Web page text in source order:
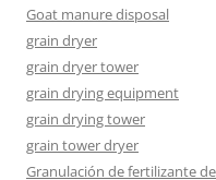
Goat manure disposal
grain dryer
grain dryer tower
grain drying equipment
grain drying tower
grain tower dryer
Granulación de fertilizante